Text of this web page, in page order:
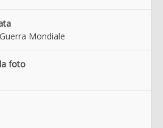
Mondiale
foto